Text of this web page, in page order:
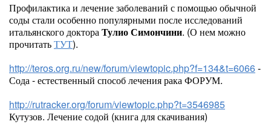
Профилактика и лечение заболеваний с помощью обычной
соды стали особенно популярными после исследований
итальянского доктораТулио Симончини. (О нем можно
прочитатьТУТ).
http://teros.org.ru/new/forum/viewtopic.php?f=134&t=6066-
Сода - естественный способ лечения рака ФОРУМ.
http://rutracker.org/forum/viewtopic.php?t=3546985
Кутузов. Лечение содой (книга для скачивания)